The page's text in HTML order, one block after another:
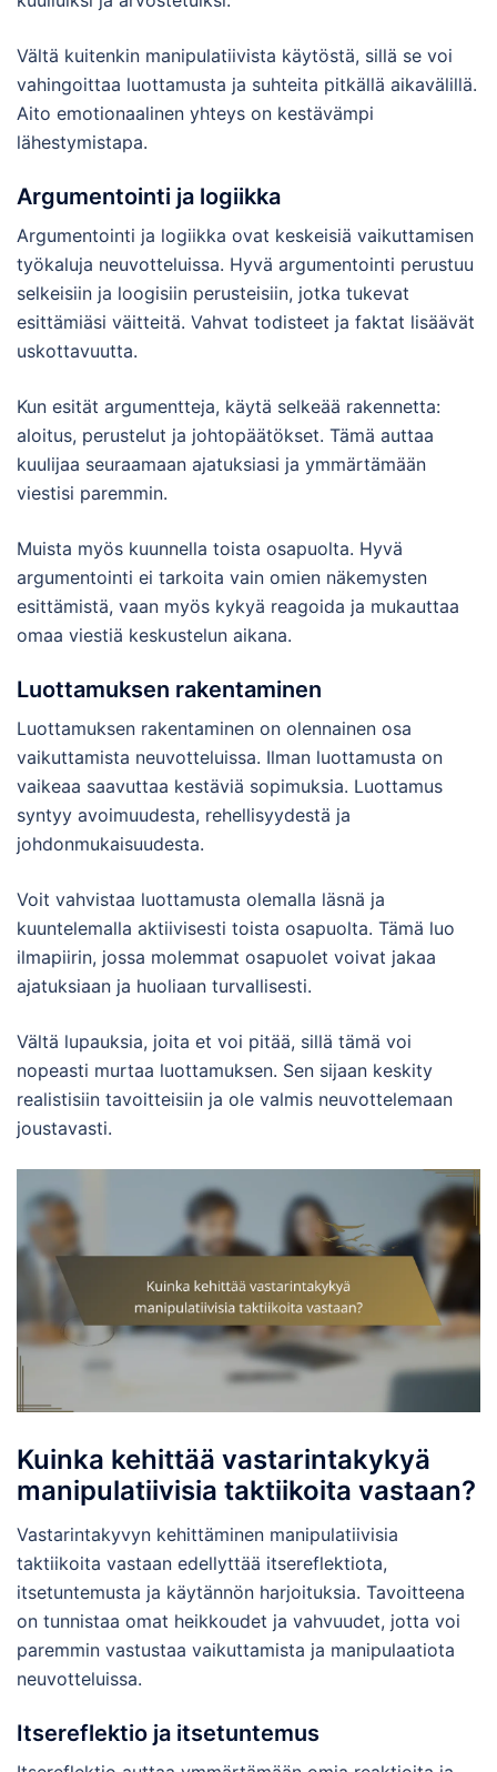
Vältä kuitenkin manipulatiivista käytöstä, sillä se voi
vahingoittaa luottamusta ja suhteita pitkällä aikavälillä.
Aito emotionaalinen yhteys on kestävämpi
lähestymistapa.
Argumentointi ja logiikka
Argumentointi ja logiikka ovat keskeisiä vaikuttamisen
työkaluja neuvotteluissa. Hyvä argumentointi perustuu
selkeisiin ja loogisiin perusteisiin, jotka tukevat
esittämiäsi väitteitä. Vahvat todisteet ja faktat lisäävät
uskottavuutta.
Kun esität argumentteja, käytä selkeää rakennetta:
aloitus, perustelut ja johtopäätökset. Tämä auttaa
kuulijaa seuraamaan ajatuksiasi ja ymmärtämään
viestisi paremmin.
Muista myös kuunnella toista osapuolta. Hyvä
argumentointi ei tarkoita vain omien näkemysten
esittämistä, vaan myös kykyä reagoida ja mukauttaa
omaa viestiä keskustelun aikana.
Luottamuksen rakentaminen
Luottamuksen rakentaminen on olennainen osa
vaikuttamista neuvotteluissa. Ilman luottamusta on
vaikeaa saavuttaa kestäviä sopimuksia. Luottamus
syntyy avoimuudesta, rehellisyydestä ja
johdonmukaisuudesta.
Voit vahvistaa luottamusta olemalla läsnä ja
kuuntelemalla aktiivisesti toista osapuolta. Tämä luo
ilmapiirin, jossa molemmat osapuolet voivat jakaa
ajatuksiaan ja huoliaan turvallisesti.
Vältä lupauksia, joita et voi pitää, sillä tämä voi
nopeasti murtaa luottamuksen. Sen sijaan keskity
realistisiin tavoitteisiin ja ole valmis neuvottelemaan
joustavasti.
Kuinka kehittää vastarintakykyä
manipulatiivisia taktiikoita vastaan?
Vastarintakyvyn kehittäminen manipulatiivisia
taktiikoita vastaan edellyttää itsereflektiota,
itsetuntemusta ja käytännön harjoituksia. Tavoitteena
on tunnistaa omat heikkoudet ja vahvuudet, jotta voi
paremmin vastustaa vaikuttamista ja manipulaatiota
neuvotteluissa.
Itsereflektio ja itsetuntemus